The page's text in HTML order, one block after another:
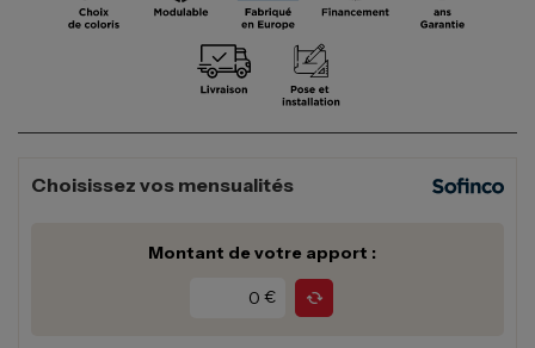
Choisissez vos mensualités
Montant de votre apport :
€